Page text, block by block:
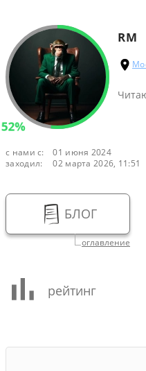
52%
RM
с нами с:
01 июня 2024
заходил:
02 марта 2026, 11:51
БЛОГ
оглавление
рейтинг